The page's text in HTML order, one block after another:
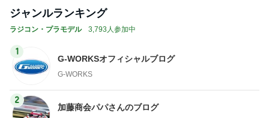
G-WORKS
加藤商会パパさん
3
ロックウェーブ店主